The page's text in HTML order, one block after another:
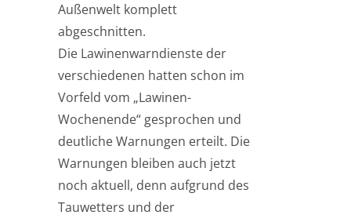
Außenwelt komplett
abgeschnitten.
Die Lawinenwarndienste der
verschiedenen hatten schon im
Vorfeld vom „Lawinen-
Wochenende“ gesprochen und
deutliche Warnungen erteilt. Die
Warnungen bleiben auch jetzt
noch aktuell, denn aufgrund des
Tauwetters und der